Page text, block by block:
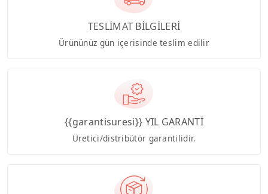
TESLİMAT BİLGİLERİ
Ürününüz gün içerisinde teslim edilir
{{garantisuresi}} YIL GARANTİ
Üretici/distribütör garantilidir.